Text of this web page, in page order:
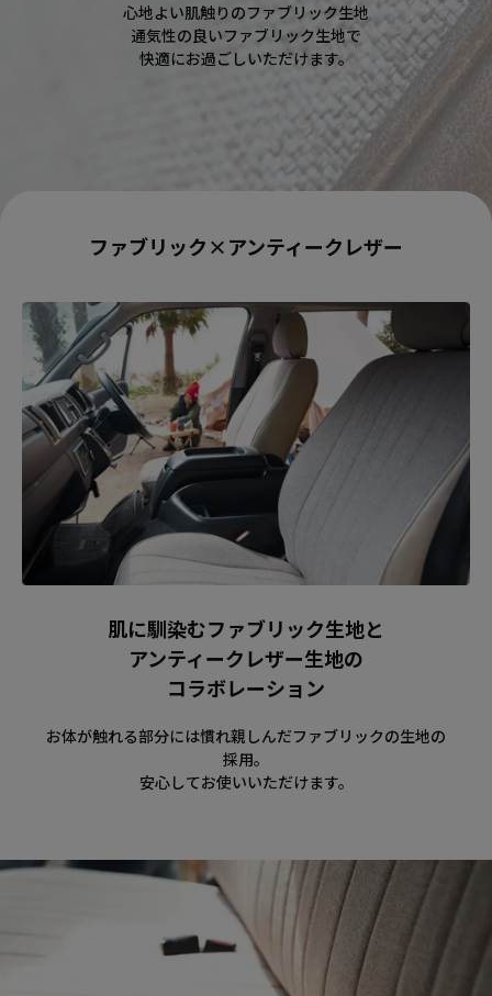
心地よい肌触りのファブリック生地
通気性の良いファブリック生地で
快適にお過ごしいただけます。
ファブリック×アンティークレザー
肌に馴染むファブリック生地と
アンティークレザー生地の
コラボレーション
お体が触れる部分には慣れ親しんだファブリックの生地の
採用。
安心してお使いいただけます。